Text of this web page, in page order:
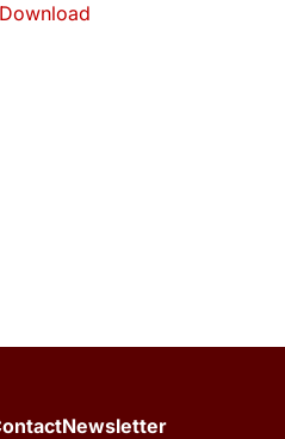
Download
Newsletter